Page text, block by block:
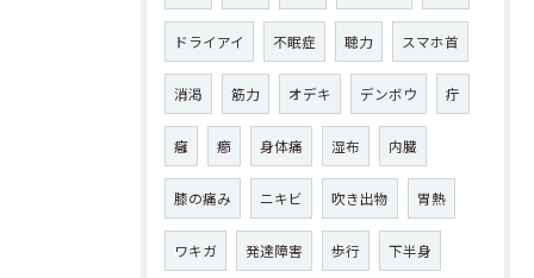
ドライアイ 不眠症 聴力 スマホ首
消渇 筋力 オデキ デンボウ 疔
癰 癤 身体痛 湿布 内臓
膝の痛み ニキビ 吹き出物 胃熱
ワキガ 発達障害 歩行 下半身